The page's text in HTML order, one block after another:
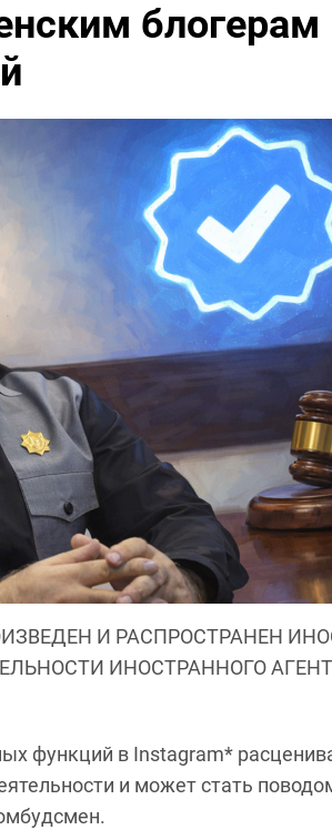
блогерам
И РАСПРОСТРАНЕН
ИНОСТРАННОГО
функций в Instagram*
и может стать